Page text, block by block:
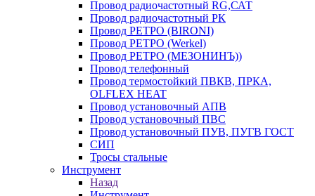
Провод радиочастотный RG,САТ
Провод радиочастотный РК
Провод РЕТРО (BIRONI)
Провод РЕТРО (Werkel)
Провод РЕТРО (МЕЗОНИНЪ))
Провод телефонный
Провод термостойкий ПВКВ, ПРКА,
OLFLEX HEAT
Провод установочный АПВ
Провод установочный ПВС
Провод установочный ПУВ, ПУГВ ГОСТ
СИП
Тросы стальные
Инструмент
Назад